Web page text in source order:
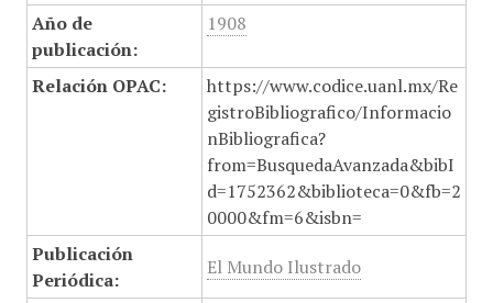
Año de
publicación:
1908
Relación OPAC:
https://www.codice.uanl.mx/Re
gistroBibliografico/Informacio
nBibliografica?
from=BusquedaAvanzada&bibI
d=1752362&biblioteca=0&fb=2
0000&fm=6&isbn=
Publicación
Periódica:
El Mundo Ilustrado